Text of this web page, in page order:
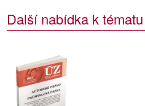
Další nabídka k tématu